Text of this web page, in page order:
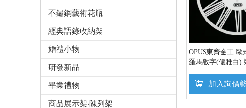
不鏽鋼藝術花瓶
經典語錄收納架
婚禮小物
研發新品
畢業禮物
商品展示架‧陳列架
OPUS東齊金工 歐
羅馬數字(優雅白)
加入詢價